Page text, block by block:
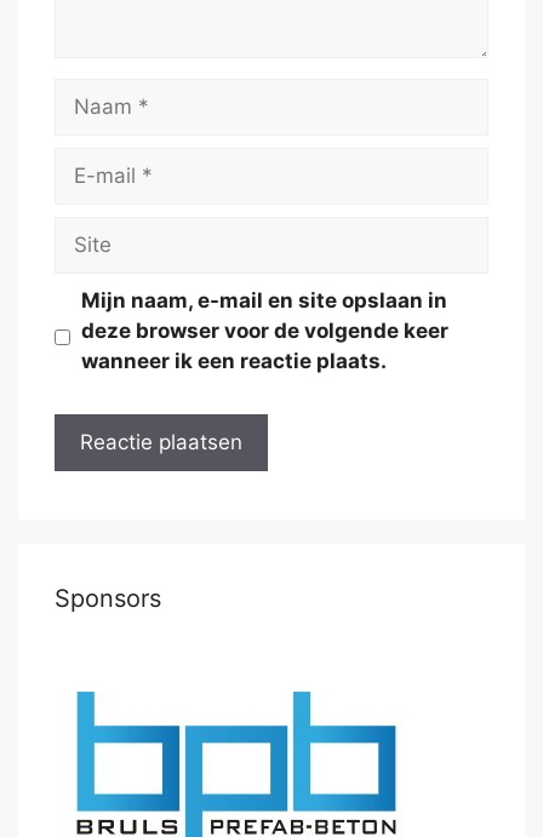
Naam
Site
Mijn naam, e-mail en site opslaan in
deze browser voor de volgende keer
wanneer ik een reactie plaats.
Sponsors